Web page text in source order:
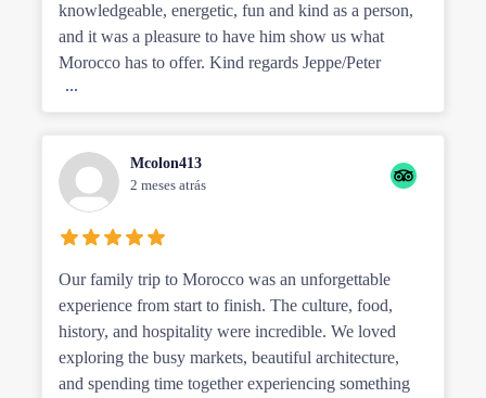
knowledgeable, energetic, fun and kind as a person,
and it was a pleasure to have him show us what
Morocco has to offer. Kind regards Jeppe/Peter
...
Mcolon413
2 meses atrás
Our family trip to Morocco was an unforgettable
experience from start to finish. The culture, food,
history, and hospitality were incredible. We loved
exploring the busy markets, beautiful architecture,
and spending time together experiencing something